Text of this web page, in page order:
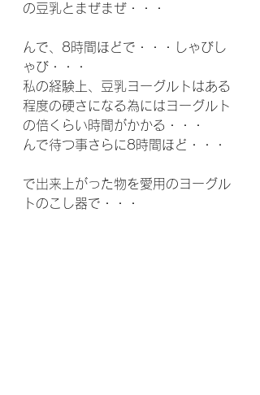
の豆乳とまぜまぜ・・・
んで、8時間ほどで・・・しゃびし
ゃび・・・
私の経験上、豆乳ヨーグルトはある
程度の硬さになる為にはヨーグルト
の倍くらい時間がかかる・・・
んで待つ事さらに8時間ほど・・・
で出来上がった物を愛用のヨーグル
トのこし器で・・・